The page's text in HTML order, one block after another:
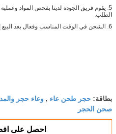
5. يقوم فريق الجودة لدينا بفحص المواد وعملية
الطلب.
6. الشحن في الوقت المناسب وفعال بعد البيع إذا حدثت أي مشكلة حول المنتجات.
بطاقة: حجر طحن عاء , وعاء حجر
صحن الحجر
احصل على